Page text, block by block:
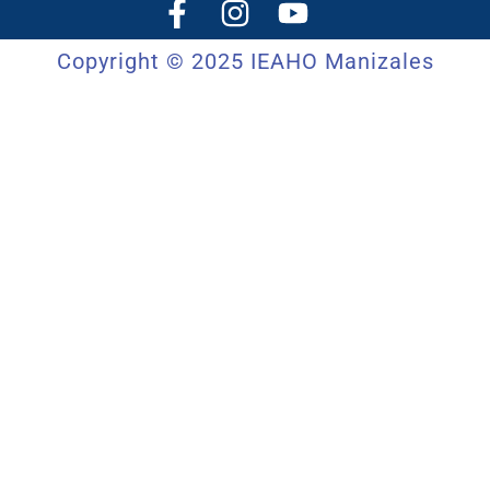
Copyright © 2025 IEAHO Manizales